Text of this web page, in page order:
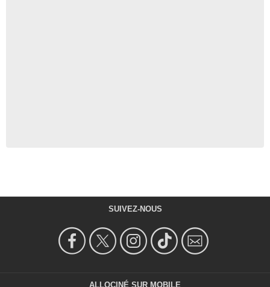
SUIVEZ-NOUS
ALLOCINÉ SUR MOBILE